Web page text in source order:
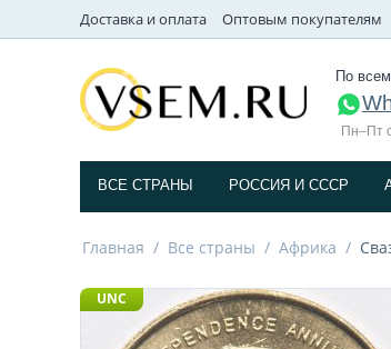
Доставка и оплата Оптовым покупателям
По
Пн–Пт
ВСЕ СТРАНЫ РОССИЯ И СССP
Главная / Все страны / Африка /
UNC